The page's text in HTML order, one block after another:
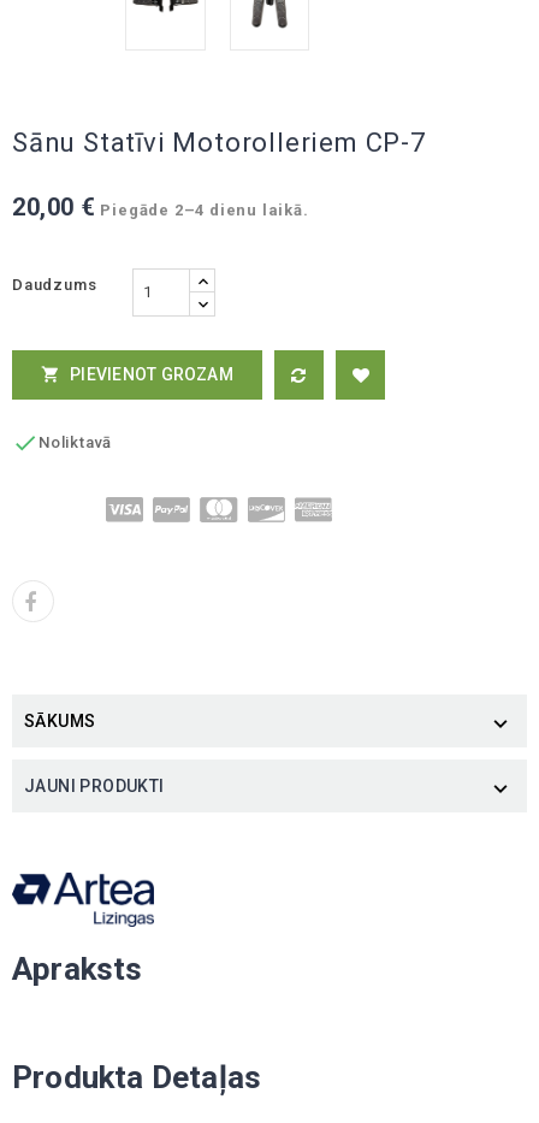
Sānu Statīvi Motorolleriem CP-7
20,00 € Piegāde 2–4 dienu laikā.
Daudzums
 PIEVIENOT GROZAM
 Noliktavā
SĀKUMS 
JAUNI PRODUKTI 
Apraksts
Produkta Detaļas